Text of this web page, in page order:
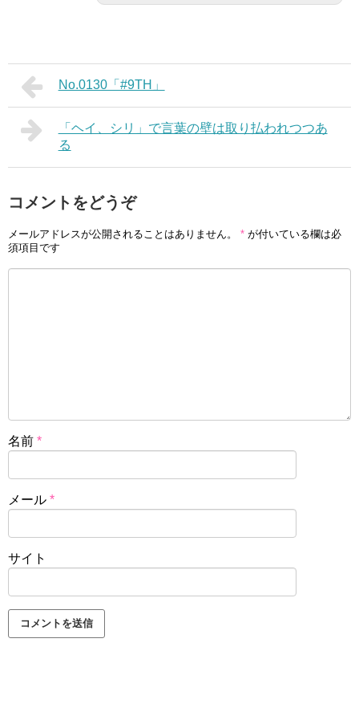
No.0130「#9TH」
「ヘイ、シリ」で言葉の壁は取り払われつつあ
る
コメントをどうぞ
メールアドレスが公開されることはありません。 * が付いている欄は必
須項目です
名前 *
メール *
サイト